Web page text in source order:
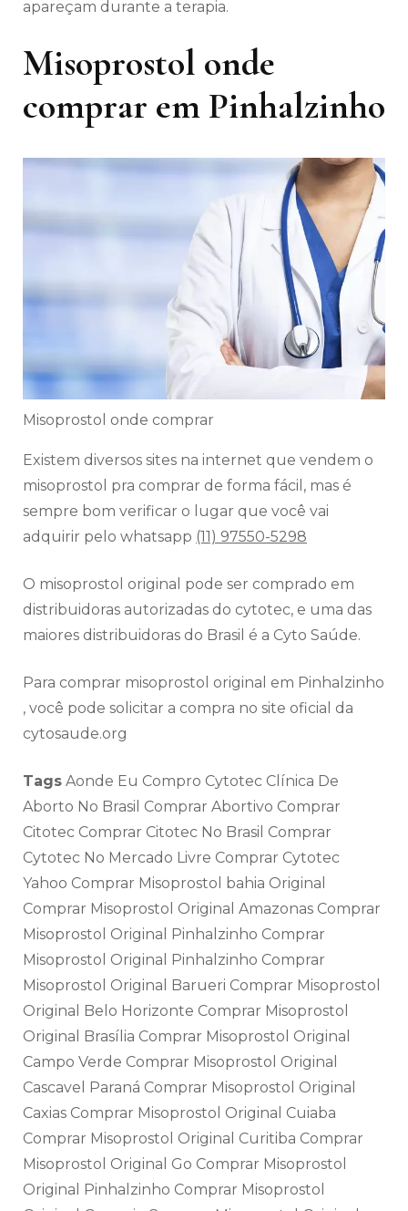
apareçam durante a terapia.
Misoprostol onde
comprar em Pinhalzinho
Misoprostol onde comprar
Existem diversos sites na internet que vendem o
misoprostol pra comprar de forma fácil, mas é
sempre bom verificar o lugar que você vai
adquirir pelo whatsapp (11) 97550-5298
O misoprostol original pode ser comprado em
distribuidoras autorizadas do cytotec, e uma das
maiores distribuidoras do Brasil é a Cyto Saúde.
Para comprar misoprostol original em Pinhalzinho
, você pode solicitar a compra no site oficial da
cytosaude.org
Tags Aonde Eu Compro Cytotec Clínica De
Aborto No Brasil Comprar Abortivo Comprar
Citotec Comprar Citotec No Brasil Comprar
Cytotec No Mercado Livre Comprar Cytotec
Yahoo Comprar Misoprostol bahia Original
Comprar Misoprostol Original Amazonas Comprar
Misoprostol Original Pinhalzinho Comprar
Misoprostol Original Pinhalzinho Comprar
Misoprostol Original Barueri Comprar Misoprostol
Original Belo Horizonte Comprar Misoprostol
Original Brasília Comprar Misoprostol Original
Campo Verde Comprar Misoprostol Original
Cascavel Paraná Comprar Misoprostol Original
Caxias Comprar Misoprostol Original Cuiaba
Comprar Misoprostol Original Curitiba Comprar
Misoprostol Original Go Comprar Misoprostol
Original Pinhalzinho Comprar Misoprostol